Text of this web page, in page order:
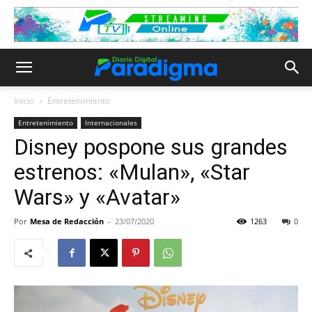
Inicio Entretenimiento
Entretenimiento Internacionales
Disney pospone sus grandes
estrenos: «Mulan», «Star
Wars» y «Avatar»
Por Mesa de Redacción - 23/07/2020 0
1263